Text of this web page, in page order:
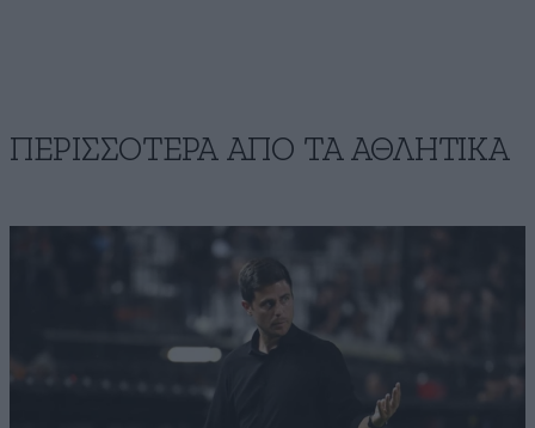
ΠΕΡΙΣΣΟΤΕΡΑ ΑΠΟ ΤA ΑΘΛΗΤΙΚΑ